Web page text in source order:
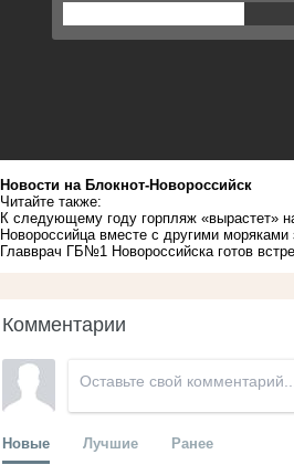
Новости на Блoкнoт-Новороссийск
Читайте также:
К следующему году горпляж «вырастет»
Новороссийца вместе с другими
Главврач ГБ№1 Новороссийска готов
Комментарии
Новые Лучшие Ранее